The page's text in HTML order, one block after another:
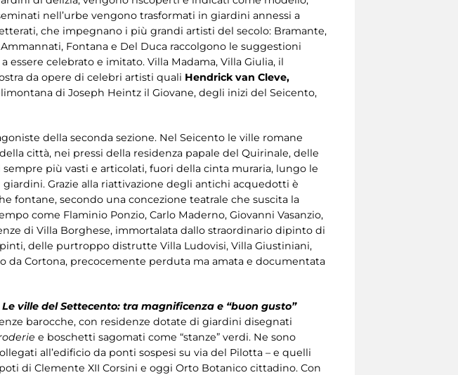
nell’urbe vengono trasformati in giardini annessi a
che impegnano i più grandi artisti del secolo: Bramante,
Fontana e Del Duca raccolgono le suggestioni
celebrato e imitato. Villa Madama, Villa Giulia, il
da opere di celebri artisti quali Hendrick van Cleve,
di Joseph Heintz il Giovane, degli inizi del Seicento,
della seconda sezione. Nel Seicento le ville romane
città, nei pressi della residenza papale del Quirinale, delle
più vasti e articolati, fuori della cinta muraria, lungo le
Grazie alla riattivazione degli antichi acquedotti è
fontane, secondo una concezione teatrale che suscita la
come Flaminio Ponzio, Carlo Maderno, Giovanni Vasanzio,
di Villa Borghese, immortalata dallo straordinario dipinto di
delle purtroppo distrutte Villa Ludovisi, Villa Giustiniani,
da Cortona, precocemente perduta ma amata e documentata
Le ville del Settecento: tra magnificenza e “buon gusto”
barocche, con residenze dotate di giardini disegnati
e boschetti sagomati come “stanze” verdi. Ne sono
all’edificio da ponti sospesi su via del Pilotta – e quelli
di Clemente XII Corsini e oggi Orto Botanico cittadino. Con